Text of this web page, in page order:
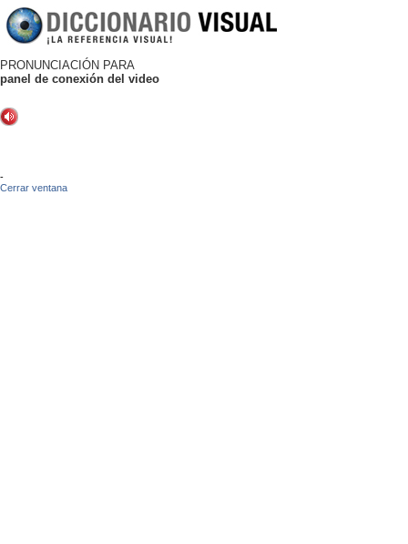
PRONUNCIACIÓN PARA
panel de conexión del video
-
Cerrar ventana